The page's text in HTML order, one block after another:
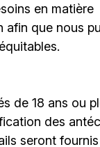
en matière
afin que nous
de 18 ans ou
des
seront